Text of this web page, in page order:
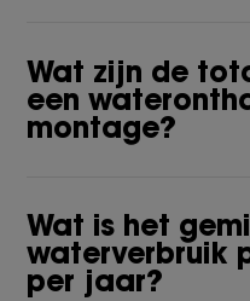
Wat zijn de
een
montage?
Wat is het
waterverbruik
per jaar?